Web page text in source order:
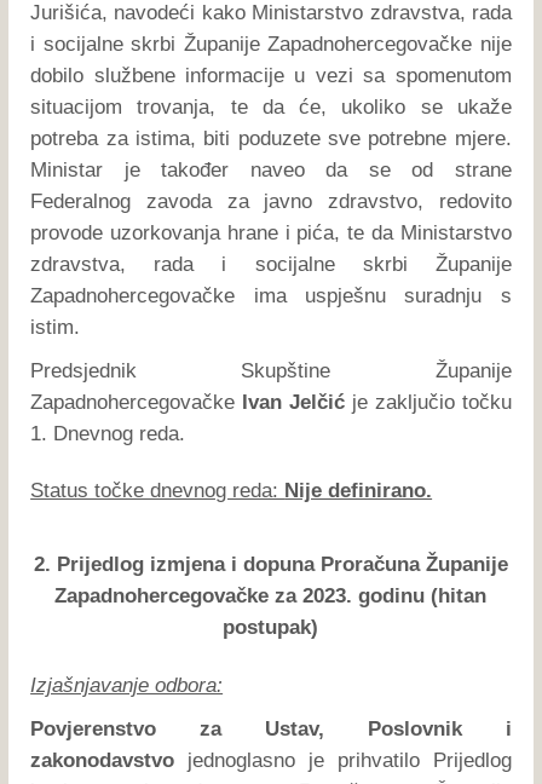
Jurišića, navodeći kako Ministarstvo zdravstva, rada
i socijalne skrbi Županije Zapadnohercegovačke nije
dobilo službene informacije u vezi sa spomenutom
situacijom trovanja, te da će, ukoliko se ukaže
potreba za istima, biti poduzete sve potrebne mjere.
Ministar je također naveo da se od strane
Federalnog zavoda za javno zdravstvo, redovito
provode uzorkovanja hrane i pića, te da Ministarstvo
zdravstva, rada i socijalne skrbi Županije
Zapadnohercegovačke ima uspješnu suradnju s
istim.
Predsjednik Skupštine Županije
Zapadnohercegovačke Ivan Jelčić je zaključio točku
1. Dnevnog reda.
Status točke dnevnog reda: Nije definirano.
2. Prijedlog izmjena i dopuna Proračuna Županije
Zapadnohercegovačke za 2023. godinu (hitan
postupak)
Izjašnjavanje odbora:
Povjerenstvo za Ustav, Poslovnik i
zakonodavstvo jednoglasno je prihvatilo Prijedlog